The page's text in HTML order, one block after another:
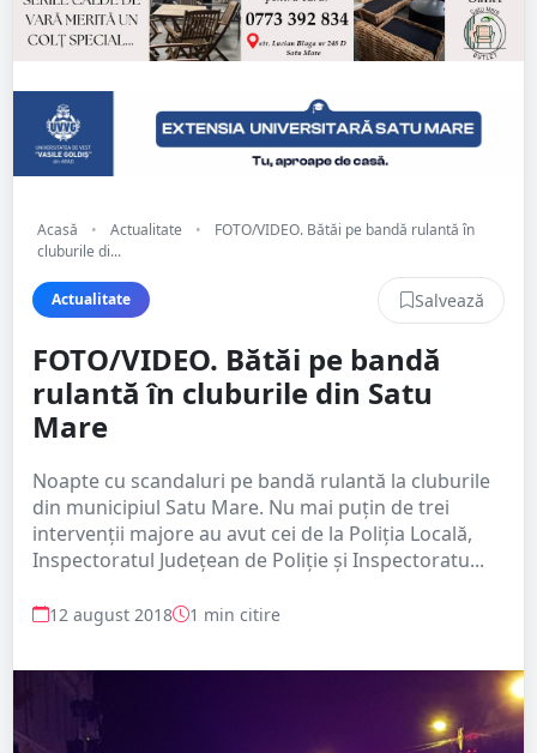
Acasă • Actualitate •
FOTO/VIDEO. Bătăi pe bandă rulantă în
cluburile di...
Actualitate Salvează
FOTO/VIDEO. Bătăi pe bandă
rulantă în cluburile din Satu
Mare
Noapte cu scandaluri pe bandă rulantă la cluburile
din municipiul Satu Mare. Nu mai puțin de trei
intervenții majore au avut cei de la Poliția Locală,
Inspectoratul Județean de Poliție și Inspectoratu...
12 august 2018 1 min citire